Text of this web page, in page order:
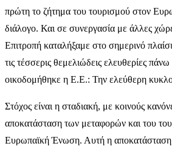
πρώτη το ζήτημα του τουρισμού στον
διάλογο. Και σε συνεργασία με άλλες
Επιτροπή καταλήξαμε στο σημερινό
τις τέσσερις θεμελιώδεις ελευθερίες πάνω
οικοδομήθηκε η Ε.Ε.: Την ελεύθερη
Στόχος είναι η σταδιακή, με κοινούς
αποκατάσταση των μεταφορών και του
Ευρωπαϊκή Ένωση. Αυτή η αποκατάσταση